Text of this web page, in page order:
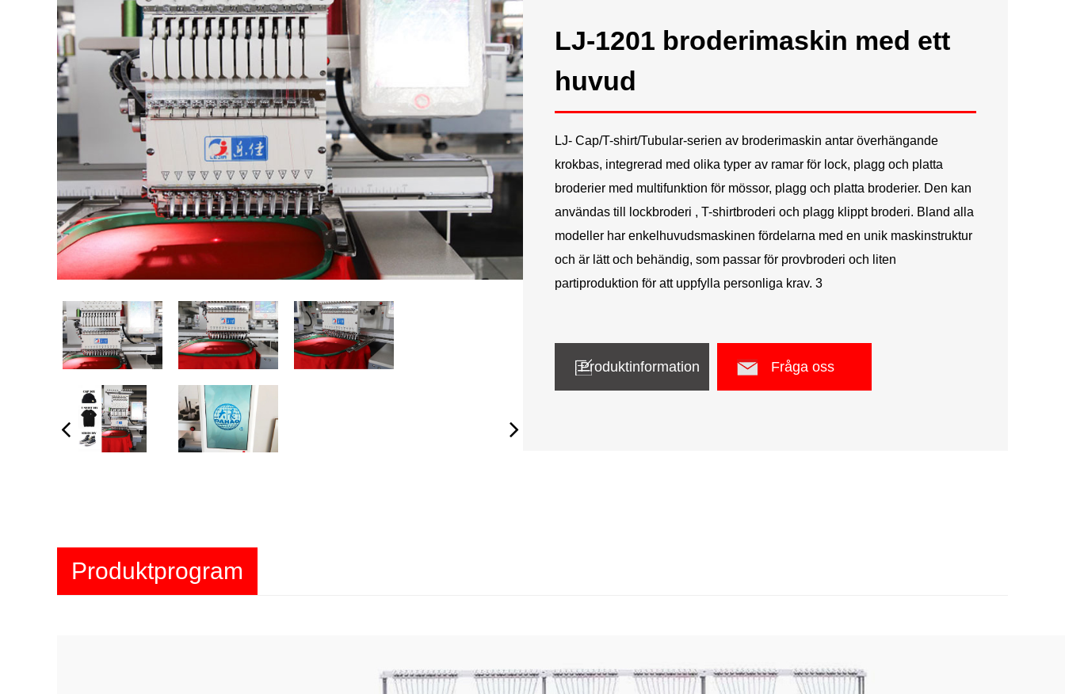
Latine
LJ-1201 broderimaskin med ett
huvud
LJ- Cap/T-shirt/Tubular-serien av broderimaskin antar överhängande
krokbas, integrerad med olika typer av ramar för lock, plagg och platta
broderier med multifunktion för mössor, plagg och platta broderier. Den kan
användas till
lockbroderi , T-shirtbroderi och plagg klippt broderi. Bland alla
modeller har enkelhuvudsmaskinen fördelarna med en unik maskinstruktur
och är lätt och behändig, som passar för provbroderi och liten
partiproduktion för att uppfylla personliga krav. 3
Produktinformation Fråga oss
Produktprogram